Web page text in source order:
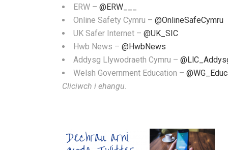
ERW – @ERW___
Online Safety Cymru – @OnlineSafeCymru
UK Safer Internet – @UK_SIC
Hwb News – @HwbNews
Addysg Llywodraeth Cymru –
Welsh Government Education –
Cliciwch i ehangu.